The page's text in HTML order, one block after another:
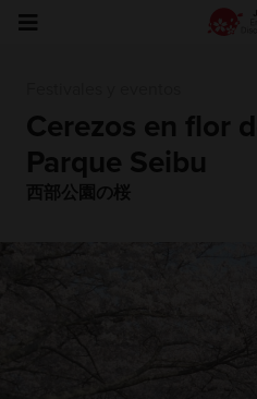
Cerezos en flor
Parque Seibu
西部公園の桜